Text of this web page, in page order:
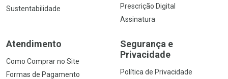
Sustentabilidade
Prescrição Digital
Assinatura
Atendimento
Como Comprar no Site
Formas de Pagamento
Segurança e
Privacidade
Política de Privacidade